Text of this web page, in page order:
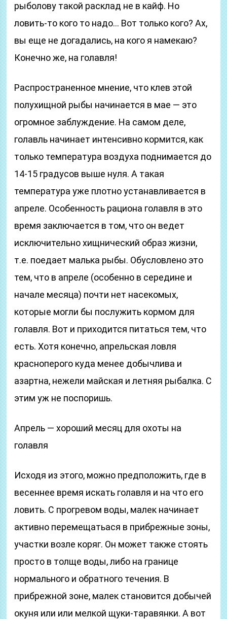
рыболову такой расклад не в кайф. Но
ловить-то кого то надо… Вот только кого? Ах,
вы еще не догадались, на кого я намекаю?
Конечно же, на голавля!
Распространенное мнение, что клев этой
полухищной рыбы начинается в мае — это
огромное заблуждение. На самом деле,
голавль начинает интенсивно кормится, как
только температура воздуха поднимается до
14-15 градусов выше нуля. А такая
температура уже плотно устанавливается в
апреле. Особенность рациона голавля в это
время заключается в том, что он ведет
исключительно хищнический образ жизни,
т.е. поедает малька рыбы. Обусловлено это
тем, что в апреле (особенно в середине и
начале месяца) почти нет насекомых,
которые могли бы послужить кормом для
голавля. Вот и приходится питаться тем, что
есть. Хотя конечно, апрельская ловля
красноперого куда менее добычлива и
азартна, нежели майская и летняя рыбалка. С
этим уж не поспоришь.
Апрель — хороший месяц для охоты на
голавля
Исходя из этого, можно предположить, где в
весеннее время искать голавля и на что его
ловить. С прогревом воды, малек начинает
активно перемещатьася в прибрежные зоны,
участки возле коряг. Он может также стоять
просто в толще воды, либо на границе
нормального и обратного течения. В
прибрежной зоне, малек становится добычей
окуня или или мелкой щуки-таравянки. А вот